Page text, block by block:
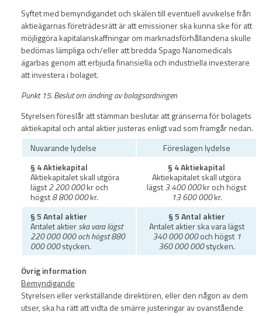
Syftet med bemyndigandet och skälen till eventuell avvikelse från
aktieägarnas företrädesrätt är att emissioner ska kunna ske för att
möjliggöra kapitalanskaffningar om marknadsförhållandena skulle
bedömas lämpliga och/eller att bredda Spago Nanomedicals
ägarbas genom att erbjuda finansiella och industriella investerare
att investera i bolaget.
Punkt 15. Beslut om ändring av bolagsordningen
Styrelsen föreslår att stämman beslutar att gränserna för bolagets
aktiekapital och antal aktier justeras enligt vad som framgår nedan.
Nuvarande lydelse
Föreslagen lydelse
§ 4 Aktiekapital
Aktiekapitalet skall utgöra
lägst2 200 000kr och
högst8 800 000kr.
§ 4 Aktiekapital
Aktiekapitalet skall utgöra
lägst3 400 000kr och högst
13 600 000kr.
§ 5 Antal aktier
Antalet aktierska vara lägst
220 000 000 och högst 880
000 000stycken.
§ 5 Antal aktier
Antalet aktier ska vara lägst
340 000 000och högst 1
360 000 000stycken.
Övrig information
Bemyndigande
Styrelsen eller verkställande direktören, eller den någon av dem
utser, ska ha rätt att vidta de smärre justeringar av ovanstående